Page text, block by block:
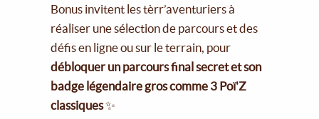
Bonus invitent les tèrr’aventuriers à
réaliser une sélection de parcours et des
défis en ligne ou sur le terrain, pour
débloquer un parcours final secret et son
badge légendaire gros comme 3 Poï'Z
classiques✨